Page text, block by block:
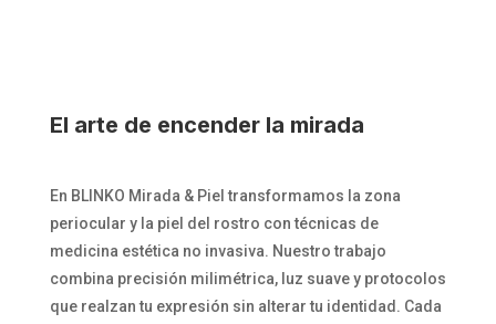
El arte de encender la mirada
En BLINKO Mirada & Piel transformamos la zona
periocular y la piel del rostro con técnicas de
medicina estética no invasiva. Nuestro trabajo
combina precisión milimétrica, luz suave y protocolos
que realzan tu expresión sin alterar tu identidad. Cada